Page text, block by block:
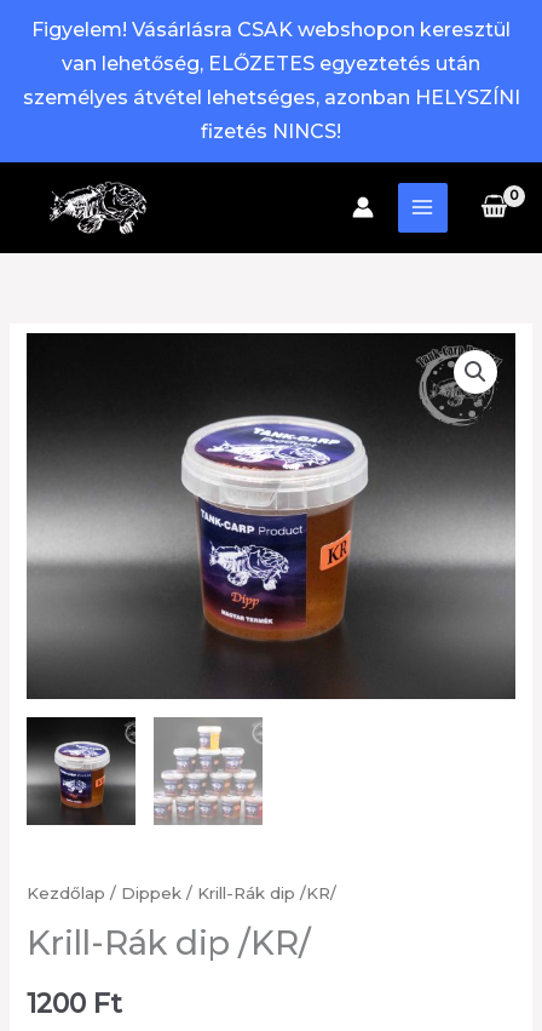
Figyelem! Vásárlásra CSAK webshopon keresztül
van lehetőség, ELŐZETES egyeztetés után
személyes átvétel lehetséges, azonban HELYSZÍNI
fizetés NINCS!
Kezdőlap / Dippek / Krill-Rák dip /KR/
Krill-Rák dip /KR/
1200 Ft